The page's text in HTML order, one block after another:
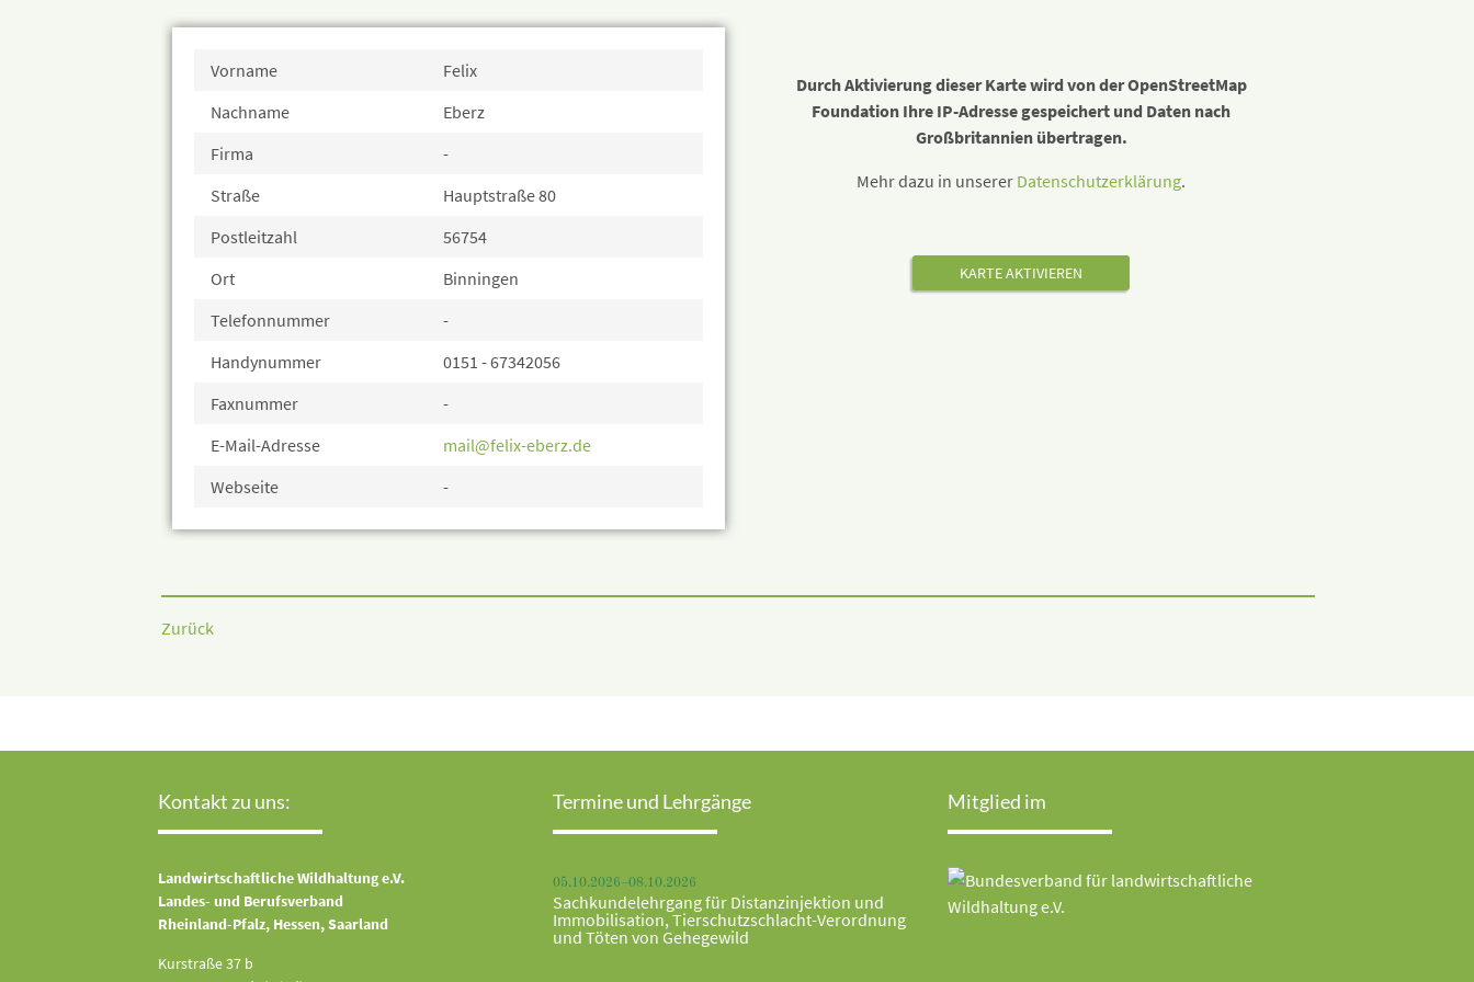
Vorname
Felix
Nachname
Eberz
Firma
-
Straße
Hauptstraße 80
Postleitzahl
56754
Ort
Binningen
Telefonnummer
-
Handynummer
0151 - 67342056
Faxnummer
-
E-Mail-Adresse
mail@felix-eberz.de
Webseite
-
Durch Aktivierung dieser Karte wird von der OpenStreetMap
Foundation Ihre IP-Adresse gespeichert und Daten nach
Großbritannien übertragen.
Mehr dazu in unserer Datenschutzerklärung.
KARTE AKTIVIEREN
Zurück
Kontakt zu uns:
Landwirtschaftliche Wildhaltung e.V.
Landes- und Berufsverband
Rheinland-Pfalz, Hessen, Saarland
Kurstraße 37 b
Termine und Lehrgänge
05.10.2026–08.10.2026
Sachkundelehrgang für Distanzinjektion und
Immobilisation, Tierschutzschlacht-Verordnung
und Töten von Gehegewild
Mitglied im